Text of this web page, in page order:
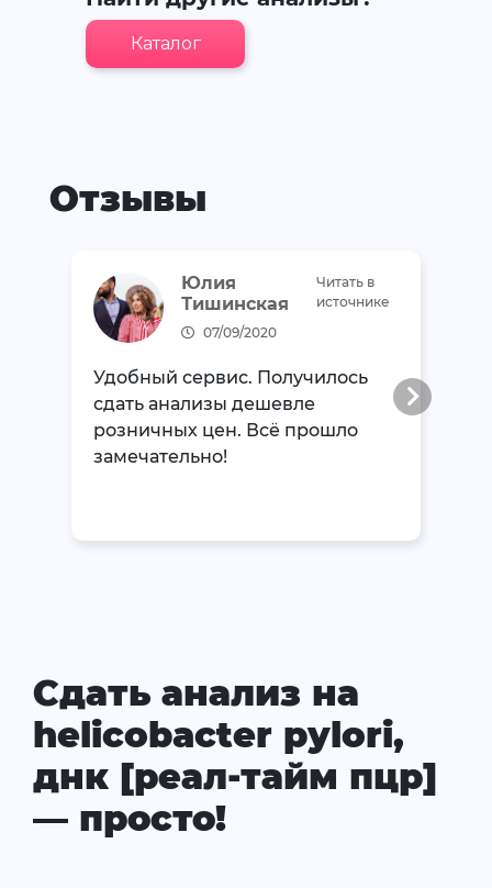
Каталог
Отзывы
Юлия
Тишинская
07/09/2020
Читать в
источнике
Удобный сервис. Получилось
сдать анализы дешевле
розничных цен. Всё прошло
замечательно!
Сдать анализ на
helicobacter pylori,
днк [реал-тайм пцр]
— просто!